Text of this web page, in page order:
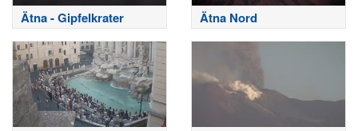
Ätna - Gipfelkrater Ätna Nord